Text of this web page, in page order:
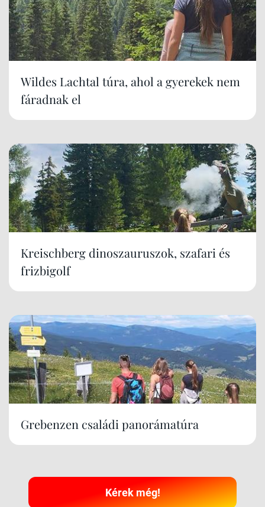
Wildes Lachtal túra, ahol a gyerekek nem
fáradnak el
Kreischberg dinoszauruszok, szafari és
frizbigolf
Grebenzen családi panorámatúra
Kérek még!